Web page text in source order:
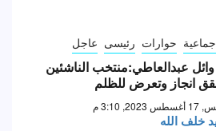
حوارات رئيسى عاجل
عبدالعاطي:منتخب الناشئين
انجاز وتعرض للظلم
3:10 م
خلف الله